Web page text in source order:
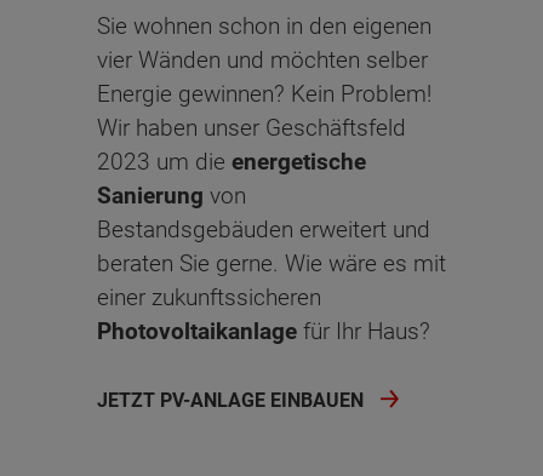
Sie wohnen schon in den eigenen
vier Wänden und möchten selber
Energie gewinnen? Kein Problem!
Wir haben unser Geschäftsfeld
2023 um die energetische
Sanierung von
Bestandsgebäuden erweitert und
beraten Sie gerne. Wie wäre es mit
einer zukunftssicheren
Photovoltaikanlage für Ihr Haus?
JETZT PV-ANLAGE EINBAUEN